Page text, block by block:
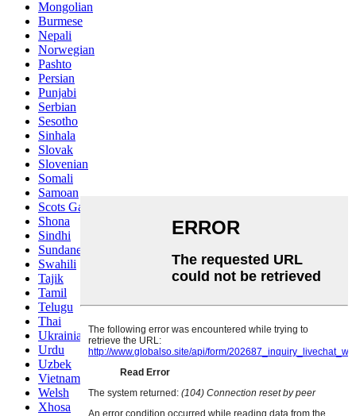
Mongolian
Burmese
Nepali
Norwegian
Pashto
Persian
Punjabi
Serbian
Sesotho
Sinhala
Slovak
Slovenian
Somali
Samoan
Scots Gaelic
Shona
Sindhi
Sundanese
Swahili
Tajik
Tamil
Telugu
Thai
Ukrainian
Urdu
Uzbek
Vietnamese
Welsh
Xhosa